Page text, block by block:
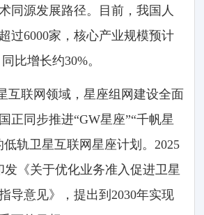
同源发展路径。目前，我国人
过6000家，核心产业规模预计
比增长约30%。
互联网领域，星座组网建设全面
正同步推进“GW星座”“千帆星
低轨卫星互联网星座计划。2025
发《关于优化业务准入促进卫星
导意见》，提出到2030年实现